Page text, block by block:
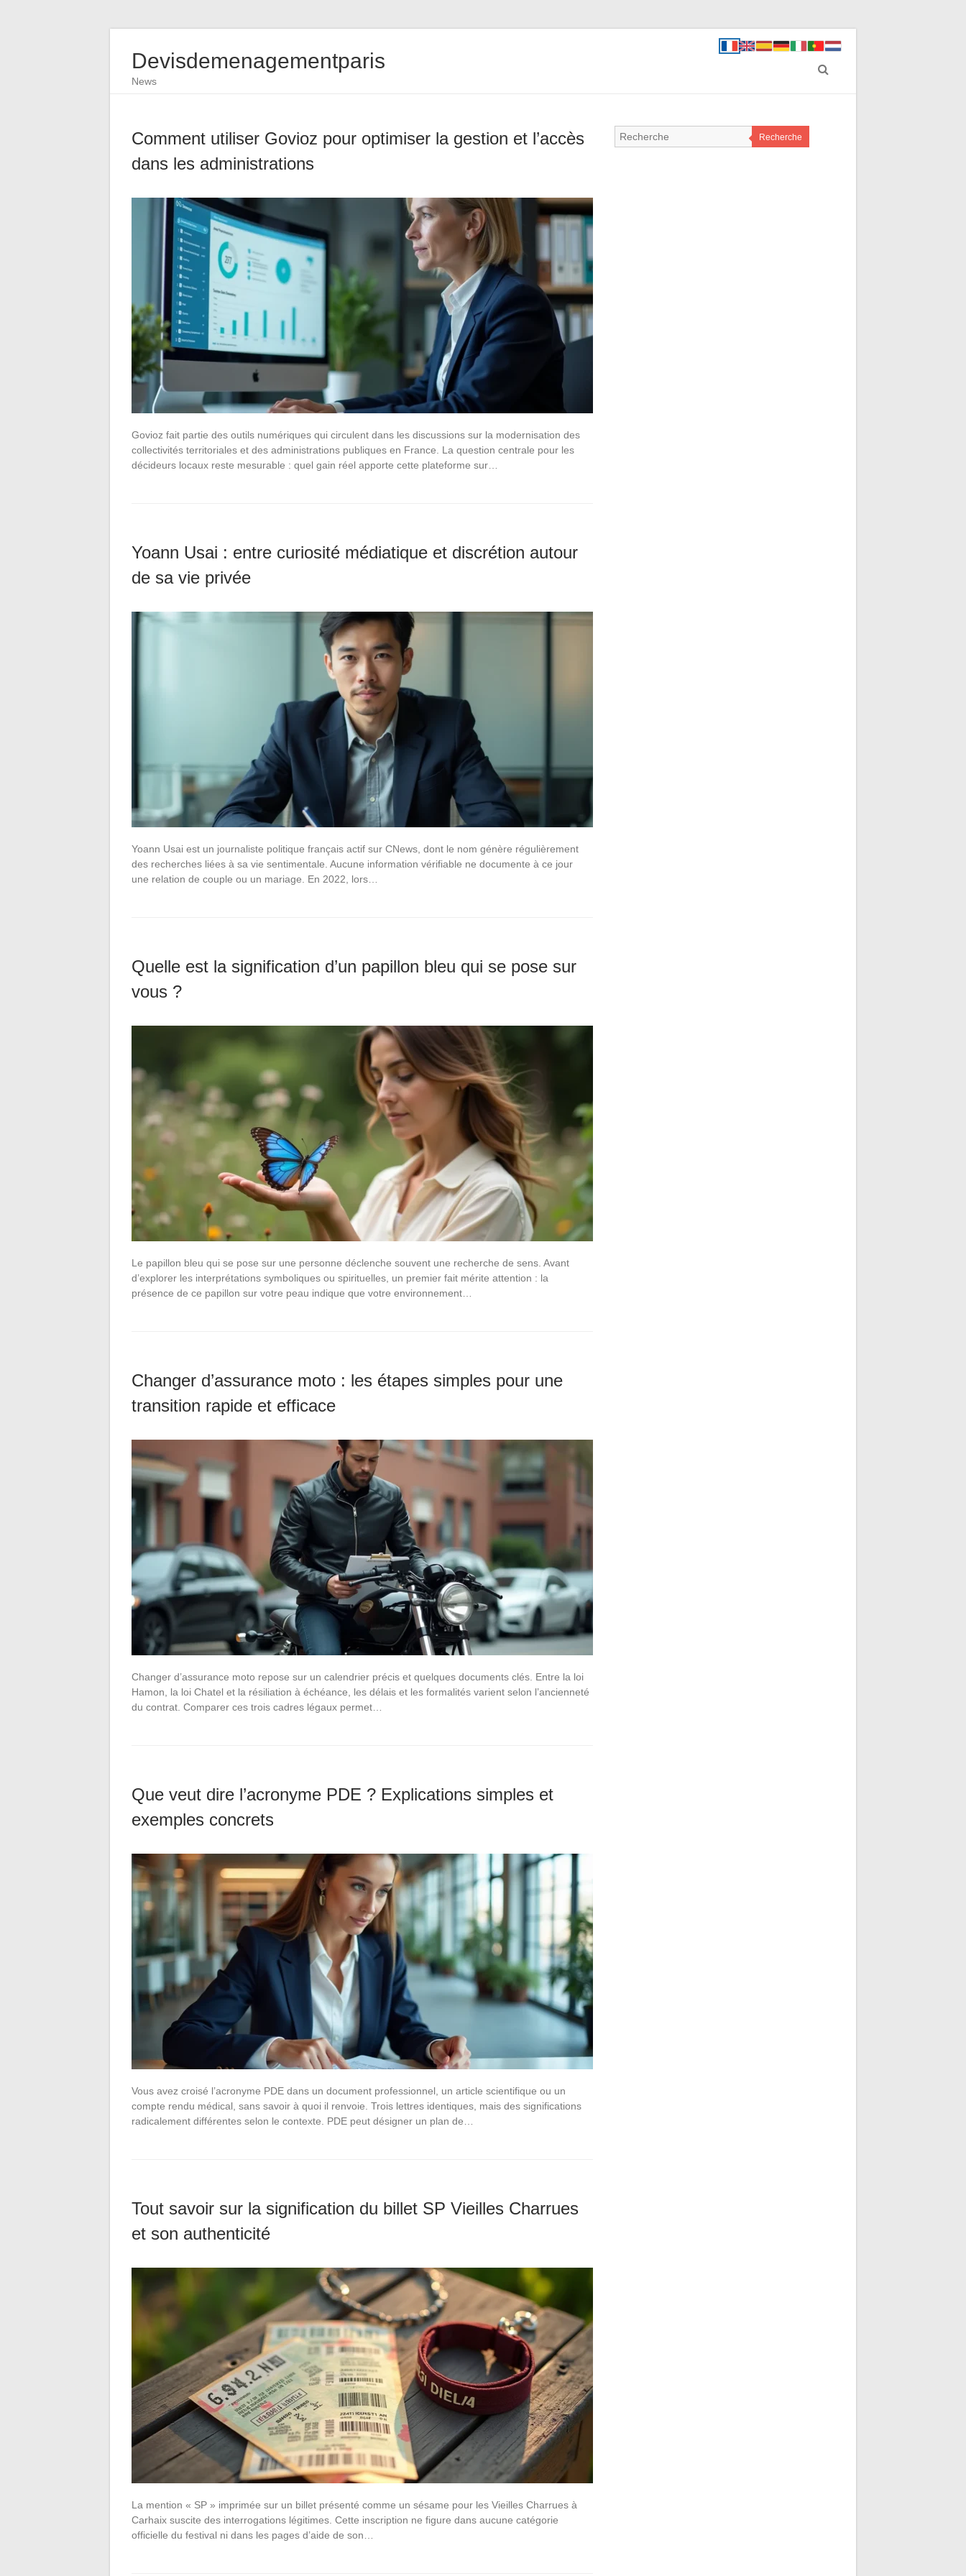
Devisdemenagementparis
News
Comment utiliser Govioz pour optimiser la gestion et l’accès
dans les administrations
Govioz fait partie des outils numériques qui circulent dans les discussions sur la modernisation des
collectivités territoriales et des administrations publiques en France. La question centrale pour les
décideurs locaux reste mesurable : quel gain réel apporte cette plateforme sur…
Yoann Usai : entre curiosité médiatique et discrétion autour
de sa vie privée
Yoann Usai est un journaliste politique français actif sur CNews, dont le nom génère régulièrement
des recherches liées à sa vie sentimentale. Aucune information vérifiable ne documente à ce jour
une relation de couple ou un mariage. En 2022, lors…
Quelle est la signification d’un papillon bleu qui se pose sur
vous ?
Le papillon bleu qui se pose sur une personne déclenche souvent une recherche de sens. Avant
d’explorer les interprétations symboliques ou spirituelles, un premier fait mérite attention : la
présence de ce papillon sur votre peau indique que votre environnement…
Changer d’assurance moto : les étapes simples pour une
transition rapide et efficace
Changer d’assurance moto repose sur un calendrier précis et quelques documents clés. Entre la loi
Hamon, la loi Chatel et la résiliation à échéance, les délais et les formalités varient selon l’ancienneté
du contrat. Comparer ces trois cadres légaux permet…
Que veut dire l’acronyme PDE ? Explications simples et
exemples concrets
Vous avez croisé l’acronyme PDE dans un document professionnel, un article scientifique ou un
compte rendu médical, sans savoir à quoi il renvoie. Trois lettres identiques, mais des significations
radicalement différentes selon le contexte. PDE peut désigner un plan de…
Tout savoir sur la signification du billet SP Vieilles Charrues
et son authenticité
La mention « SP » imprimée sur un billet présenté comme un sésame pour les Vieilles Charrues à
Carhaix suscite des interrogations légitimes. Cette inscription ne figure dans aucune catégorie
officielle du festival ni dans les pages d’aide de son…
Recherche